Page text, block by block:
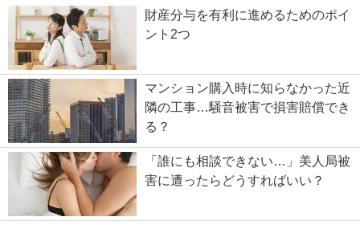
財産分与を有利に進めるためのポイ
ント2つ
マンション購入時に知らなかった近
隣の工事…騒音被害で損害賠償でき
る？
「誰にも相談できない…」美人局被
害に遭ったらどうすればいい？